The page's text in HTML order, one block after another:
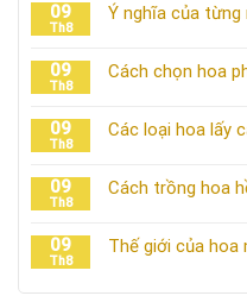
09
Th8
Ý nghĩa của
09
Th8
Cách chọn hoa
09
Th8
Các loại hoa lấy
09
Th8
Cách trồng hoa
09
Th8
Thế giới của